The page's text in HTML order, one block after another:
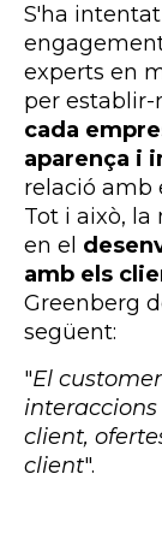
S'ha
experts en
per establir-
cada
aparença i
relació amb
Tot i això,
en el
amb els
Greenberg
següent:
"El
client,
client".